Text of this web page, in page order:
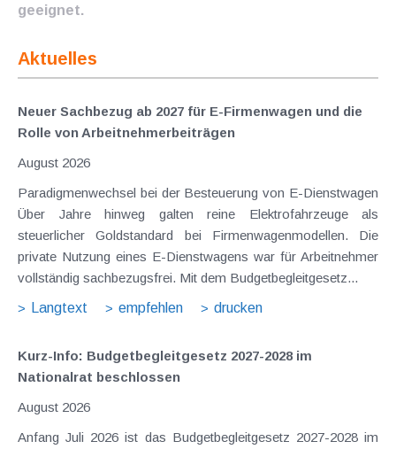
geeignet.
Aktuelles
Neuer Sachbezug ab 2027 für E-Firmenwagen und die
Rolle von Arbeitnehmer​­beiträgen
August 2026
Paradigmenwechsel bei der Besteuerung von E-Dienstwagen
Über Jahre hinweg galten reine Elektrofahrzeuge als
steuerlicher Goldstandard bei Firmenwagenmodellen. Die
private Nutzung eines E-Dienstwagens war für Arbeitnehmer
vollständig sachbezugsfrei. Mit dem Budgetbegleitgesetz...
Langtext
empfehlen drucken
Kurz-Info: Budgetbegleitgesetz 2027-2028 im
Nationalrat beschlossen
August 2026
Anfang Juli 2026 ist das Budgetbegleitgesetz 2027-2028 im